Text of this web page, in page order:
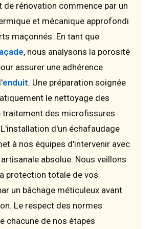
de rénovation commence par un
et mécanique approfondi
maçonnés. En tant que
, nous analysons la porosité
assurer une adhérence
enduit. Une préparation soignée
le nettoyage des
traitement des microfissures
d'un échafaudage
à nos équipes d'intervenir avec
absolue. Nous veillons
protection totale de vos
un bâchage méticuleux avant
Le respect des normes
chacune de nos étapes